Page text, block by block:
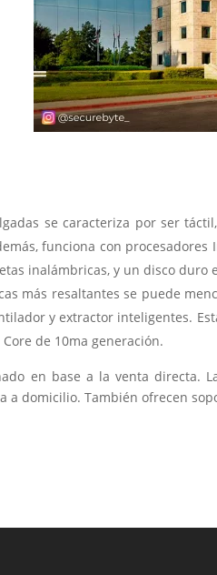
se caracteriza por ser
funciona con
inalámbricas, y un disco duro
más resaltantes se puede
y extractor inteligentes.
de 10ma generación.
en base a la venta directa.
a domicilio. También ofrecen